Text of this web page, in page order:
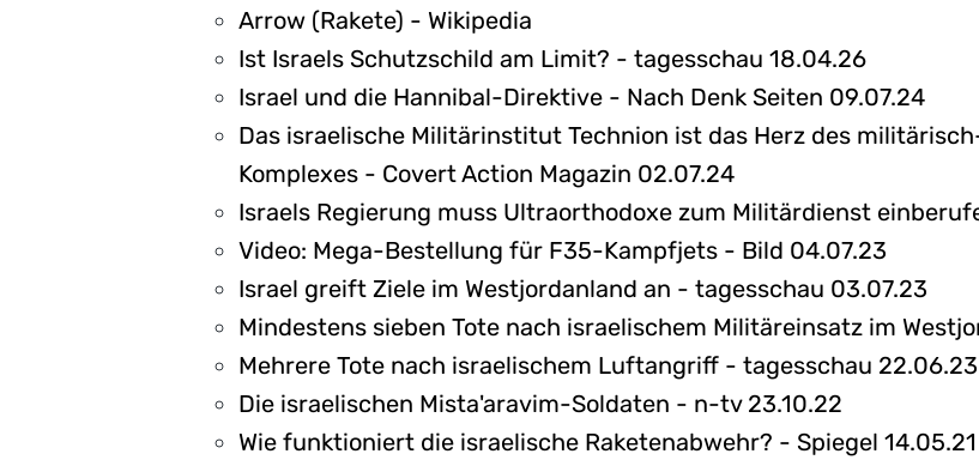
Arrow (Rakete) - Wikipedia
Ist Israels Schutzschild am Limit? - tagesschau 18.04.26
Israel und die Hannibal-Direktive - Nach Denk Seiten 09.07.24
Das israelische Militärinstitut Technion ist das Herz des
Komplexes - Covert Action Magazin 02.07.24
Israels Regierung muss Ultraorthodoxe zum Militärdienst
Video: Mega-Bestellung für F35-Kampfjets - Bild 04.07.23
Israel greift Ziele im Westjordanland an - tagesschau 03.07.23
Mindestens sieben Tote nach israelischem Militäreinsatz im
Mehrere Tote nach israelischem Luftangriff - tagesschau 22.06.23
Die israelischen Mista'aravim-Soldaten - n-tv 23.10.22
Wie funktioniert die israelische Raketenabwehr? - Spiegel 14.05.21